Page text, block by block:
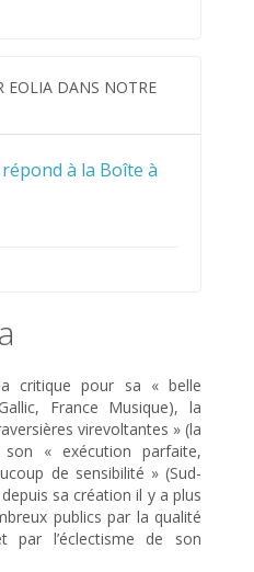
EOLIA DANS NOTRE
à la Boîte à
critique pour sa « belle
France Musique), la
virevoltantes » (la
« exécution parfaite,
de sensibilité » (Sud-
sa création il y a plus
publics par la qualité
par l’éclectisme de son